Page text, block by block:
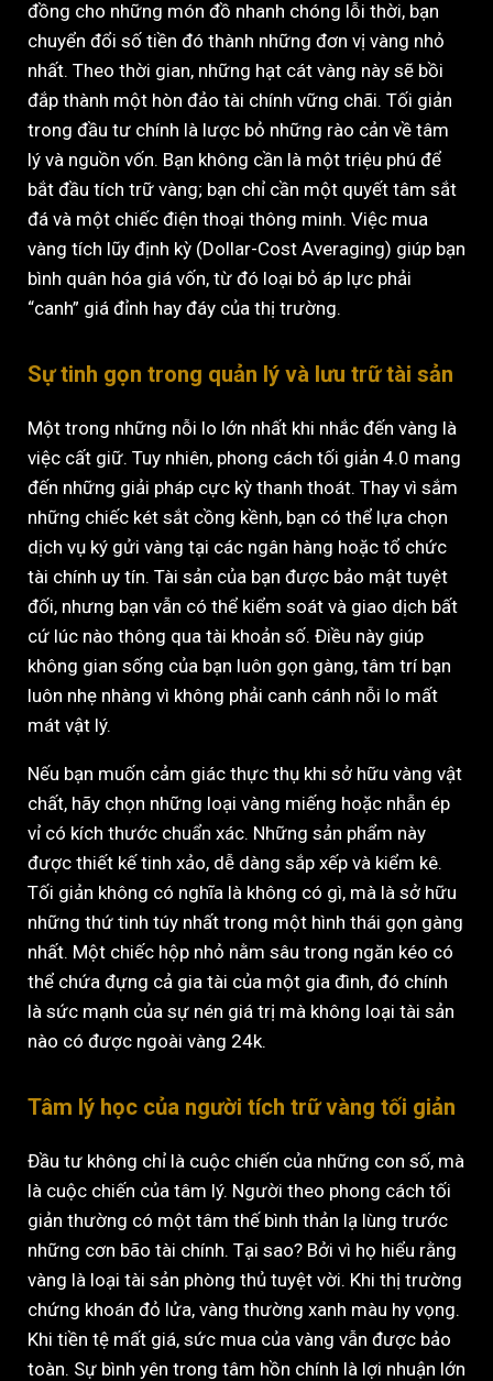
đồng cho những món đồ nhanh chóng lỗi thời, bạn
chuyển đổi số tiền đó thành những đơn vị vàng nhỏ
nhất. Theo thời gian, những hạt cát vàng này sẽ bồi
đắp thành một hòn đảo tài chính vững chãi. Tối giản
trong đầu tư chính là lược bỏ những rào cản về tâm
lý và nguồn vốn. Bạn không cần là một triệu phú để
bắt đầu tích trữ vàng; bạn chỉ cần một quyết tâm sắt
đá và một chiếc điện thoại thông minh. Việc mua
vàng tích lũy định kỳ (Dollar-Cost Averaging) giúp bạn
bình quân hóa giá vốn, từ đó loại bỏ áp lực phải
“canh” giá đỉnh hay đáy của thị trường.
Sự tinh gọn trong quản lý và lưu trữ tài sản
Một trong những nỗi lo lớn nhất khi nhắc đến vàng là
việc cất giữ. Tuy nhiên, phong cách tối giản 4.0 mang
đến những giải pháp cực kỳ thanh thoát. Thay vì sắm
những chiếc két sắt cồng kềnh, bạn có thể lựa chọn
dịch vụ ký gửi vàng tại các ngân hàng hoặc tổ chức
tài chính uy tín. Tài sản của bạn được bảo mật tuyệt
đối, nhưng bạn vẫn có thể kiểm soát và giao dịch bất
cứ lúc nào thông qua tài khoản số. Điều này giúp
không gian sống của bạn luôn gọn gàng, tâm trí bạn
luôn nhẹ nhàng vì không phải canh cánh nỗi lo mất
mát vật lý.
Nếu bạn muốn cảm giác thực thụ khi sở hữu vàng vật
chất, hãy chọn những loại vàng miếng hoặc nhẫn ép
vỉ có kích thước chuẩn xác. Những sản phẩm này
được thiết kế tinh xảo, dễ dàng sắp xếp và kiểm kê.
Tối giản không có nghĩa là không có gì, mà là sở hữu
những thứ tinh túy nhất trong một hình thái gọn gàng
nhất. Một chiếc hộp nhỏ nằm sâu trong ngăn kéo có
thể chứa đựng cả gia tài của một gia đình, đó chính
là sức mạnh của sự nén giá trị mà không loại tài sản
nào có được ngoài vàng 24k.
Tâm lý học của người tích trữ vàng tối giản
Đầu tư không chỉ là cuộc chiến của những con số, mà
là cuộc chiến của tâm lý. Người theo phong cách tối
giản thường có một tâm thế bình thản lạ lùng trước
những cơn bão tài chính. Tại sao? Bởi vì họ hiểu rằng
vàng là loại tài sản phòng thủ tuyệt vời. Khi thị trường
chứng khoán đỏ lửa, vàng thường xanh màu hy vọng.
Khi tiền tệ mất giá, sức mua của vàng vẫn được bảo
toàn. Sự bình yên trong tâm hồn chính là lợi nhuận lớn